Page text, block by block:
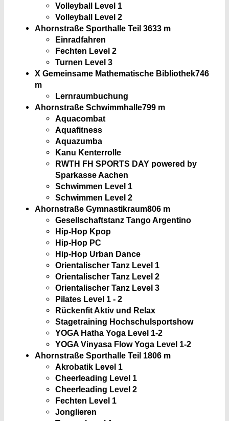
Volleyball Level 1
Volleyball Level 2
Ahornstraße Sporthalle Teil 3633 m
Einradfahren
Fechten Level 2
Turnen Level 3
X Gemeinsame Mathematische Bibliothek746
m
Lernraumbuchung
Ahornstraße Schwimmhalle799 m
Aquacombat
Aquafitness
Aquazumba
Kanu Kenterrolle
RWTH FH SPORTS DAY powered by
Sparkasse Aachen
Schwimmen Level 1
Schwimmen Level 2
Ahornstraße Gymnastikraum806 m
Gesellschaftstanz Tango Argentino
Hip-Hop Kpop
Hip-Hop PC
Hip-Hop Urban Dance
Orientalischer Tanz Level 1
Orientalischer Tanz Level 2
Orientalischer Tanz Level 3
Pilates Level 1 - 2
Rückenfit Aktiv und Relax
Stagetraining Hochschulsportshow
YOGA Hatha Yoga Level 1-2
YOGA Vinyasa Flow Yoga Level 1-2
Ahornstraße Sporthalle Teil 1806 m
Akrobatik Level 1
Cheerleading Level 1
Cheerleading Level 2
Fechten Level 1
Jonglieren